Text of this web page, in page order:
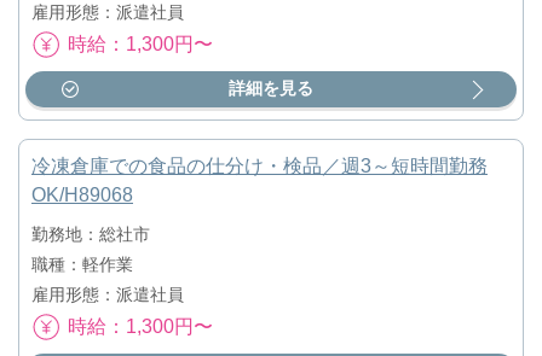
雇用形態：派遣社員
時給：1,300円〜
詳細を見る
冷凍倉庫での食品の仕分け・検品／週3～短時間勤務
OK/H89068
勤務地：総社市
職種：軽作業
雇用形態：派遣社員
時給：1,300円〜